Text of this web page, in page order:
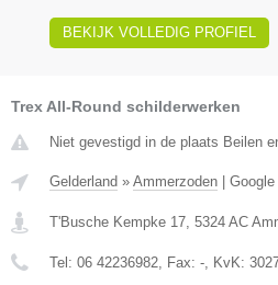
BEKIJK VOLLEDIG PROFIEL
Trex All-Round schilderwerken
Niet gevestigd in de plaats Beilen
Gelderland » Ammerzoden |
T'Busche Kempke 17 5324 AC
Tel: 06 42236982 , Fax: - , KvK: